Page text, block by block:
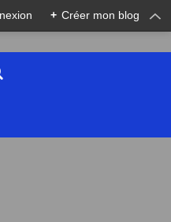
+ Créer mon blog